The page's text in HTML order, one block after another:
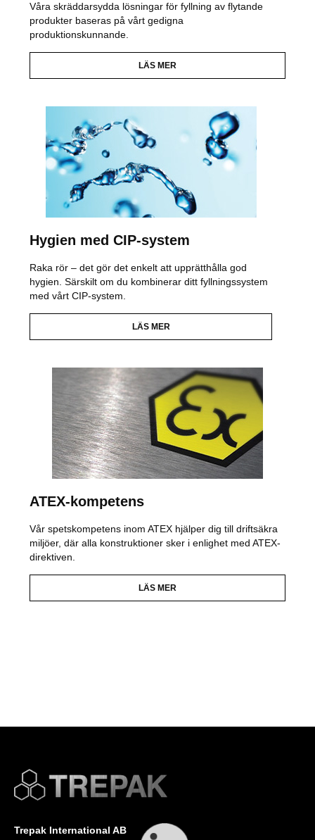
Våra skräddarsydda lösningar för fyllning av flytande
produkter baseras på vårt gedigna
produktionskunnande.
LÄS MER
Hygien med CIP-system
Raka rör – det gör det enkelt att upprätthålla god
hygien. Särskilt om du kombinerar ditt fyllningssystem
med vårt CIP-system.
LÄS MER
ATEX-kompetens
Vår spetskompetens inom ATEX hjälper dig till driftsäkra
miljöer, där alla konstruktioner sker i enlighet med ATEX-
direktiven.
LÄS MER
Trepak International AB